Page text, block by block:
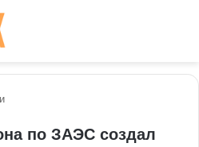
по ЗАЭС создал